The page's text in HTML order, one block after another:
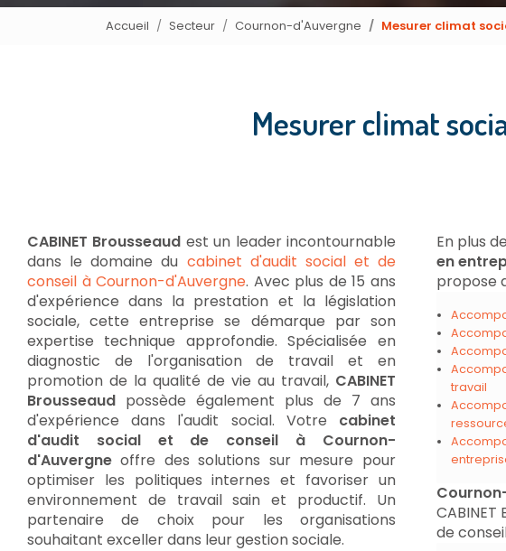
Accueil Secteur Cournon-d'Auvergne Mesurer climat
Mesurer climat
CABINET Brousseaud est un leader incontournable
dans le domaine du cabinet d'audit social et de
conseil à Cournon-d'Auvergne. Avec plus de 15 ans
d'expérience dans la prestation et la législation
sociale, cette entreprise se démarque par son
expertise technique approfondie. Spécialisée en
diagnostic de l'organisation de travail et en
promotion de la qualité de vie au travail, CABINET
Brousseaud possède également plus de 7 ans
d'expérience dans l'audit social. Votre cabinet
d'audit social et de conseil à Cournon-
d'Auvergne offre des solutions sur mesure pour
optimiser les politiques internes et favoriser un
environnement de travail sain et productif. Un
partenaire de choix pour les organisations
souhaitant exceller dans leur gestion sociale.
En plus
en
propose
travail
de